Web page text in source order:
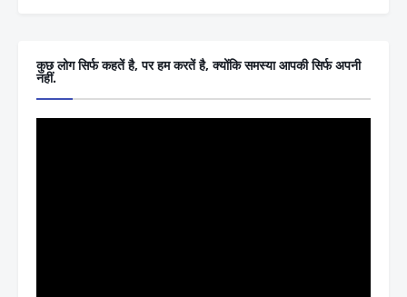
कुछ लोग सिर्फ कहतें है, पर हम करतें है, क्योंकि समस्या आपकी सिर्फ अपनी
नहीं.